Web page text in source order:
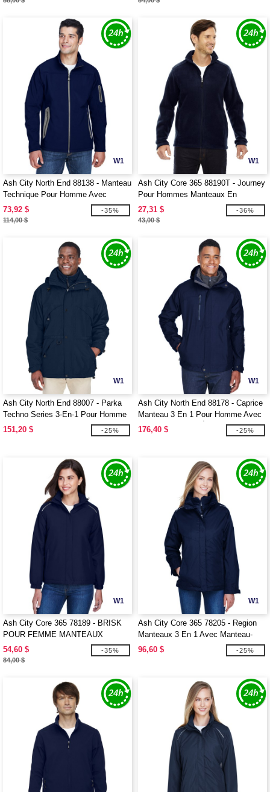
W1
Ash City North End 88138 - Manteau
Technique Pour Homme Avec
Extérieur Doux
73,92 $
114,00 $
-35%
W1
Ash City Core 365 88190T - Journey
Pour Hommes Manteaux En
Molleton Core 365™
27,31 $
43,00 $
-36%
W1
Ash City North End 88007 - Parka
Techno Series 3-En-1 Pour Homme
Avec Garniture Armurée
151,20 $ -25%
W1
Ash City North End 88178 - Caprice
Manteau 3 En 1 Pour Homme Avec
Manteau Intérieur À Extérieur Doux
176,40 $ -25%
W1
Ash City Core 365 78189 - BRISK
POUR FEMME MANTEAUX
ISOLES CORE 365MC
54,60 $
84,00 $
-35%
W1
Ash City Core 365 78205 - Region
Manteaux 3 En 1 Avec Manteau-
Doublure En Molleton Pour Femme
96,60 $ -25%